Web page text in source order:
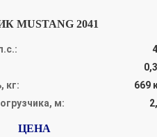
2041
кг:
669
м: